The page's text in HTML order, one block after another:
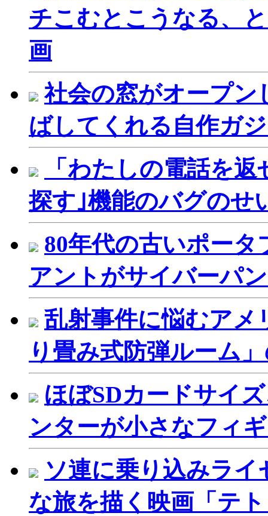
チこむとこうなる、
画
社会の窓がオープン
ばしてくれる自作ガ
「わたしの電話を
探す｣機能のバグのせ
80年代の古いポー
アントがサイバーパ
乱射事件に悩むアメ
り畳み式防弾ルーム
ほぼSDカードサイ
ンターが小さなフィ
ソ連に乗り込みラ
な旅を描く映画「テ